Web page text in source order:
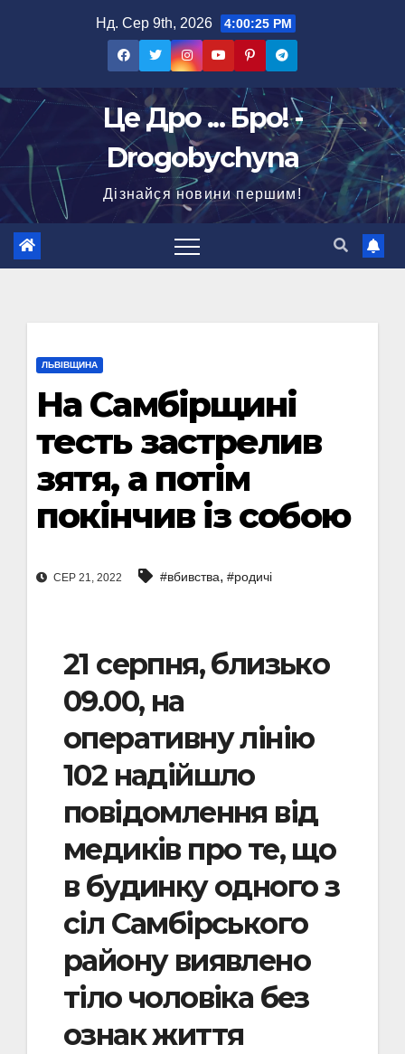
Нд. Сер 9th, 2026 4:00:26 PM
Це Дро ... Бро! -
Drogobychyna
Дізнайся новини першим!
ЛЬВІВЩИНА
На Самбірщині
тесть застрелив
зятя, а потім
покінчив із собою
СЕР 21, 2022 #вбивства, #родичі
21 серпня, близько
09.00, на
оперативну лінію
102 надійшло
повідомлення від
медиків про те, що
в будинку одного з
сіл Самбірського
району виявлено
тіло чоловіка без
ознак життя